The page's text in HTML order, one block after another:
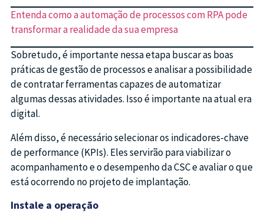
Entenda como a automação de processos com RPA pode
transformar a realidade da sua empresa
Sobretudo, é importante nessa etapa buscar as boas
práticas de gestão de processos e analisar a possibilidade
de contratar ferramentas capazes de automatizar
algumas dessas atividades. Isso é importante na atual era
digital.
Além disso, é necessário selecionar os indicadores-chave
de performance (KPIs). Eles servirão para viabilizar o
acompanhamento e o desempenho da CSC e avaliar o que
está ocorrendo no projeto de implantação.
Instale a operação